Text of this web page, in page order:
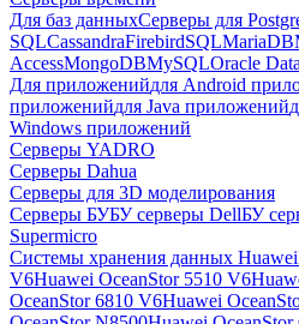
Для баз данныхСерверы для
SQLCassandraFirebirdSQLMariaDB
AccessMongoDBMySQLOracle
Для приложенийдля Android
приложенийдля Java приложений
Windows приложений
Серверы YADRO
Серверы Dahua
Серверы для 3D моделирования
Серверы БУБУ серверы DellБУ
Supermicro
Системы хранения данных Huawei
V6Huawei OceanStor 5510 V6
OceanStor 6810 V6Huawei